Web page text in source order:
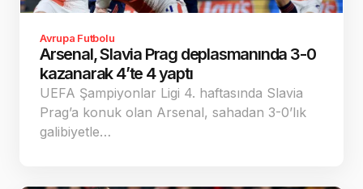
Avrupa Futbolu
Arsenal, Slavia Prag deplasmanında 3-0
kazanarak 4’te 4 yaptı
UEFA Şampiyonlar Ligi 4. haftasında Slavia
Prag’a konuk olan Arsenal, sahadan 3-0’lık
galibiyetle…